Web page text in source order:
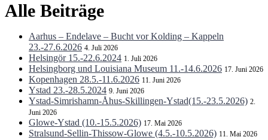
Alle Beiträge
Aarhus – Endelave – Bucht vor Kolding – Kappeln
23.-27.6.2026 4. Juli 2026
Helsingör 15.-22.6.2024 1. Juli 2026
Helsingborg und Louisiana Museum 11.-14.6.2026 17. Juni 2026
Kopenhagen 28.5.-11.6.2026 11. Juni 2026
Ystad 23.-28.5.2024 9. Juni 2026
Ystad-Simrishamn-Åhus-Skillingen-Ystad(15.-23.5.2026) 2.
Juni 2026
Glowe-Ystad (10.-15.5.2026) 17. Mai 2026
Stralsund-Sellin-Thissow-Glowe (4.5.-10.5.2026) 11. Mai 2026